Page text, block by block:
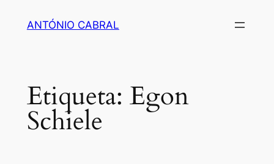
ANTÓNIO CABRAL
Etiqueta: Egon
Schiele